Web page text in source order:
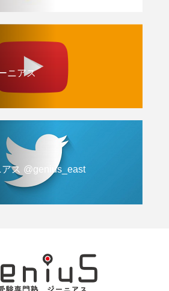
ニアス
ス @genius_east